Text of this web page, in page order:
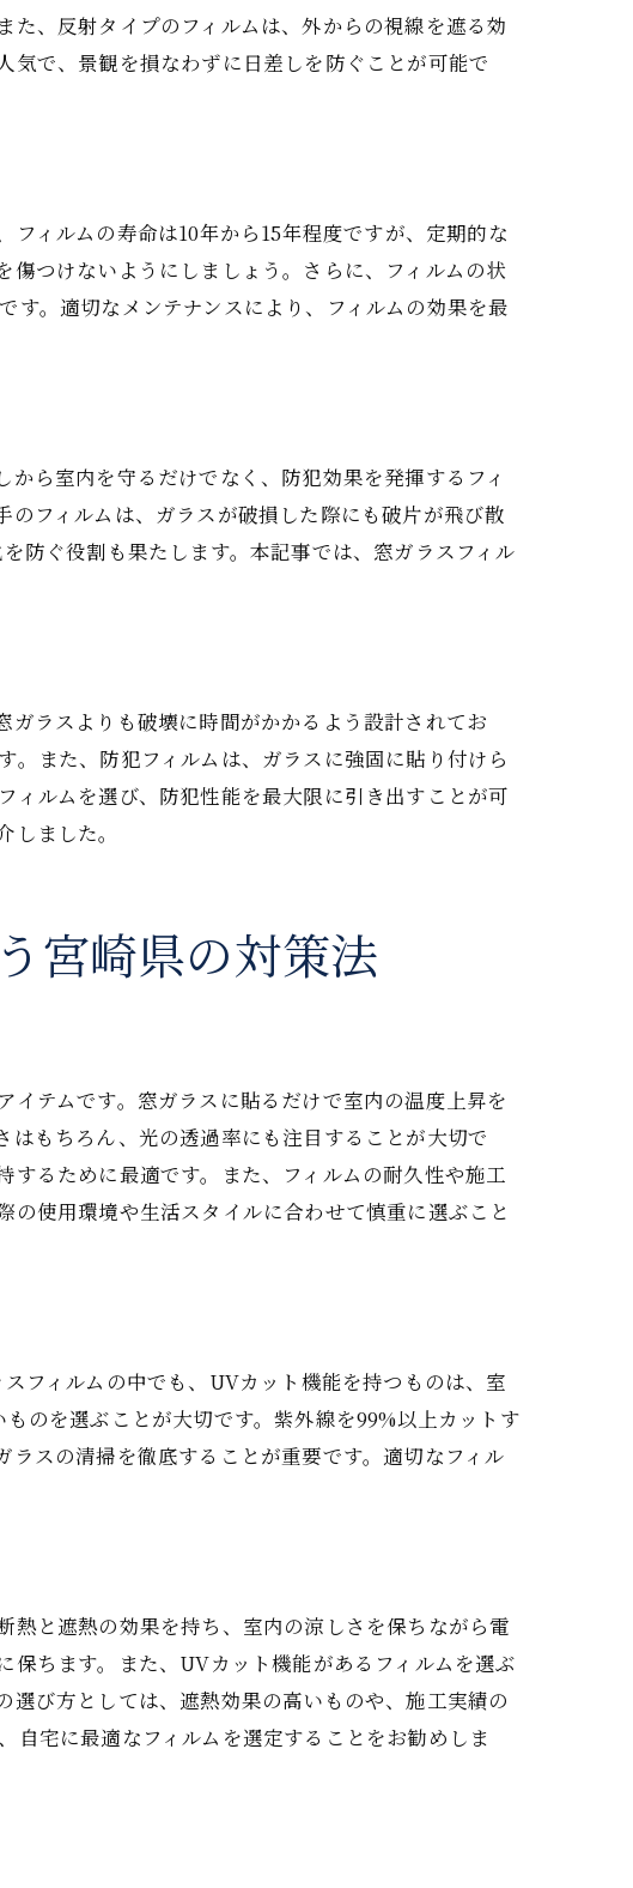
訣
ト
るための方法
活用法
方法
を徹底解説
、反射タイプのフィルムは、外からの視線を遮る効
で、景観を損なわずに日差しを防ぐことが可能で
ィルムの寿命は10年から15年程度ですが、定期的な
つけないようにしましょう。さらに、フィルムの状
。適切なメンテナンスにより、フィルムの効果を最
ら室内を守るだけでなく、防犯効果を発揮するフィ
フィルムは、ガラスが破損した際にも破片が飛び散
防ぐ役割も果たします。本記事では、窓ガラスフィル
ラスよりも破壊に時間がかかるよう設計されてお
また、防犯フィルムは、ガラスに強固に貼り付けら
ルムを選び、防犯性能を最大限に引き出すことが可
ました。
宮崎県の対策法
テムです。窓ガラスに貼るだけで室内の温度上昇を
もちろん、光の透過率にも注目することが大切で
るために最適です。また、フィルムの耐久性や施工
使用環境や生活スタイルに合わせて慎重に選ぶこと
フィルムの中でも、UVカット機能を持つものは、室
のを選ぶことが大切です。紫外線を99%以上カットす
スの清掃を徹底することが重要です。適切なフィル
熱と遮熱の効果を持ち、室内の涼しさを保ちながら電
ちます。また、UVカット機能があるフィルムを選ぶ
び方としては、遮熱効果の高いものや、施工実績の
宅に最適なフィルムを選定することをお勧めしま